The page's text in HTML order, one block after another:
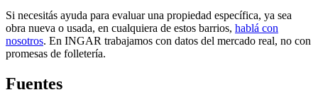
Si necesitás ayuda para evaluar una propiedad específica, ya sea
obra nueva o usada, en cualquiera de estos barrios, hablá con
nosotros. En INGAR trabajamos con datos del mercado real, no con
promesas de folletería.
Fuentes